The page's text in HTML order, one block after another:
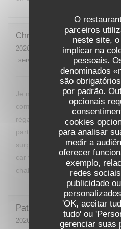
O
parceiros
neste site,
implicar na
pessoais.
denominados
são
por padrão.
opcionais
cookies
para analisar
medir a
oferecer
exemplo,
redes
publicidade
'OK, aceitar
tudo' ou
gerenciar suas
Christine
2026-07-25
- 20:00 - guests 2
service
ambience: 2/5 menu
Je ne reviendrai pas manger
commandé des moules, nous
régalés, pas mieux qu’à la
partis avant le dessert de peur
surprise. Vous devriez changer
car votre restaurant est bien
chaleureux.
Patrick
2026-07-24
- 12:00 - guests 1